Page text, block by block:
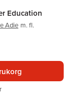
Education
Adie m. fl.